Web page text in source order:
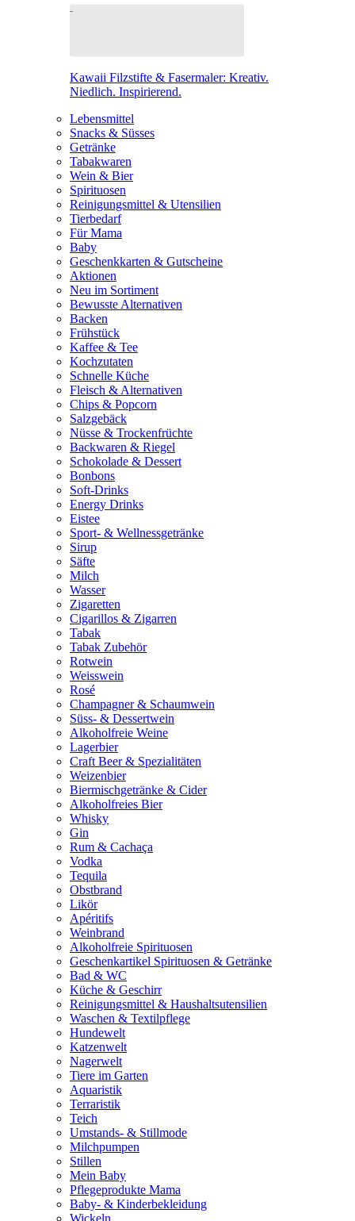
Kawaii Filzstifte & Fasermaler: Kreativ.
Niedlich. Inspirierend.
Lebensmittel
Snacks & Süsses
Getränke
Tabakwaren
Wein & Bier
Spirituosen
Reinigungsmittel & Utensilien
Tierbedarf
Für Mama
Baby
Geschenkkarten & Gutscheine
Aktionen
Neu im Sortiment
Bewusste Alternativen
Backen
Frühstück
Kaffee & Tee
Kochzutaten
Schnelle Küche
Fleisch & Alternativen
Chips & Popcorn
Salzgebäck
Nüsse & Trockenfrüchte
Backwaren & Riegel
Schokolade & Dessert
Bonbons
Soft-Drinks
Energy Drinks
Eistee
Sport- & Wellnessgetränke
Sirup
Säfte
Milch
Wasser
Zigaretten
Cigarillos & Zigarren
Tabak
Tabak Zubehör
Rotwein
Weisswein
Rosé
Champagner & Schaumwein
Süss- & Dessertwein
Alkoholfreie Weine
Lagerbier
Craft Beer & Spezialitäten
Weizenbier
Biermischgetränke & Cider
Alkoholfreies Bier
Whisky
Gin
Rum & Cachaça
Vodka
Tequila
Obstbrand
Likör
Apéritifs
Weinbrand
Alkoholfreie Spirituosen
Geschenkartikel Spirituosen & Getränke
Bad & WC
Küche & Geschirr
Reinigungsmittel & Haushaltsutensilien
Waschen & Textilpflege
Hundewelt
Katzenwelt
Nagerwelt
Tiere im Garten
Aquaristik
Terraristik
Teich
Umstands- & Stillmode
Milchpumpen
Stillen
Mein Baby
Pflegeprodukte Mama
Baby- & Kinderbekleidung
Wickeln